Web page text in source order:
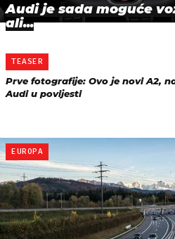
Audi je sada moguće
ali...
TEASER
Prve fotografije: Ovo je novi A2,
Audi u povijesti
EUROPA